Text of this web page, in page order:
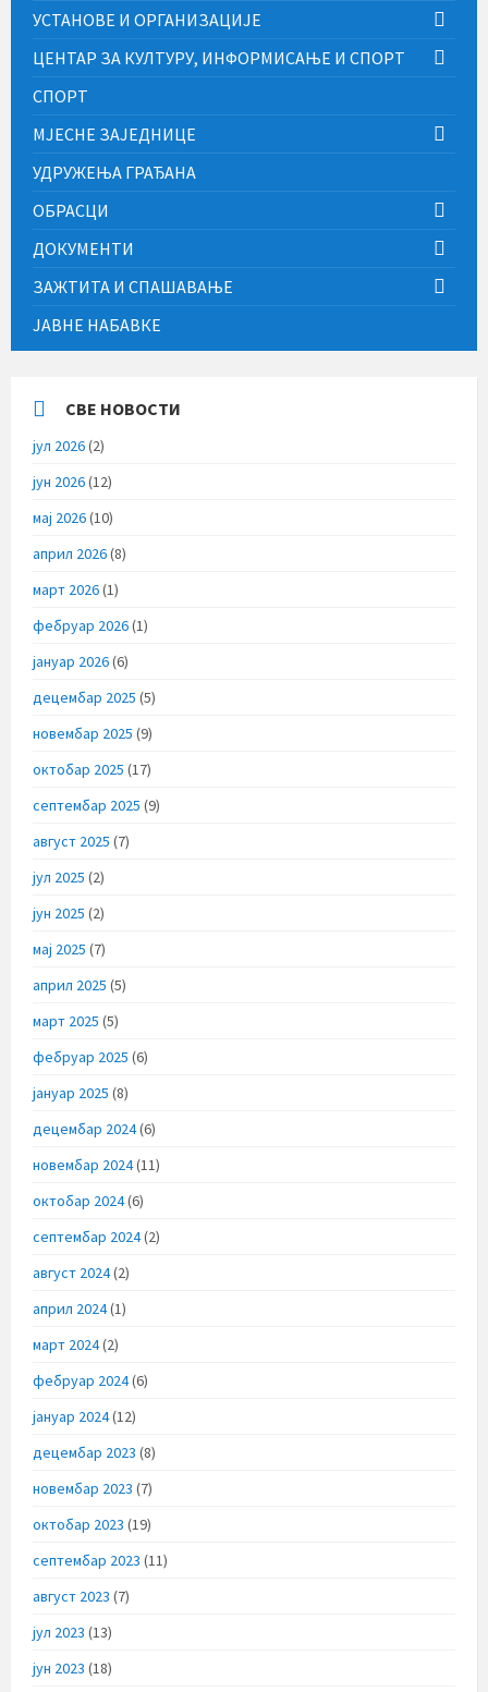
УСТАНОВЕ И ОРГАНИЗАЦИЈЕ
ЦЕНТАР ЗА КУЛТУРУ, ИНФОРМИСАЊЕ И СПОРТ
СПОРТ
МЈЕСНЕ ЗАЈЕДНИЦЕ
УДРУЖЕЊА ГРАЂАНА
ОБРАСЦИ
ДОКУМЕНТИ
ЗАЖТИТА И СПАШАВАЊЕ
ЈАВНЕ НАБАВКЕ
СВЕ НОВОСТИ
јул 2026(2)
јун 2026(12)
мај 2026(10)
април 2026(8)
март 2026(1)
фебруар 2026(1)
јануар 2026(6)
децембар 2025 (5)
новембар 2025 (9)
октобар 2025 (17)
септембар 2025 (9)
август 2025 (7)
јул 2025 (2)
јун 2025 (2)
мај 2025 (7)
април 2025 (5)
март 2025 (5)
фебруар 2025 (6)
јануар 2025 (8)
децембар 2024(6)
новембар 2024(11)
октобар 2024(6)
септембар 2024(2)
август 2024(2)
април 2024(1)
март 2024(2)
фебруар 2024(6)
јануар 2024(12)
децембар 2023 (8)
новембар 2023 (7)
октобар 2023 (19)
септембар 2023 (11)
август 2023 (7)
јул 2023 (13)
јун 2023 (18)